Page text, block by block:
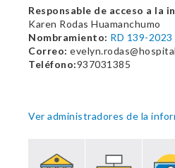
Responsable de acceso a la
Karen Rodas Huamanchumo
Nombramiento: RD 139-2023
Correo:
Teléfono:937031385
Ver administradores de la